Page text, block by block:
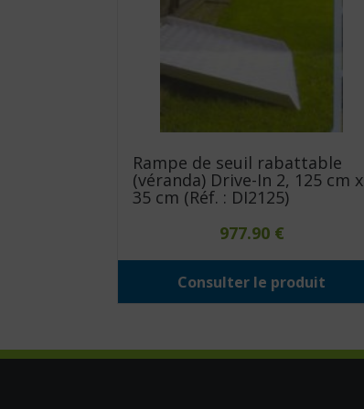
Rampe de seuil rabattable
(véranda) Drive-In 2, 125 cm x
35 cm (Réf. : DI2125)
977.90 €
Consulter le produit